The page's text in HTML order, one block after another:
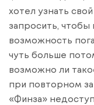
хотел узнать
запросить, чтобы
возможность
чуть больше
возможно ли
при повторном
«Финза»